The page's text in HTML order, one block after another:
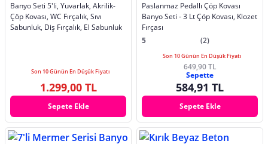
Banyo Seti 5'li, Yuvarlak, Akrilik-
Çöp Kovası, WC Fırçalık, Sıvı
Sabunluk, Diş Fırçalık, El Sabunluk
Son 10 Günün En Düşük Fiyatı
1.299,00 TL
Sepete Ekle
Paslanmaz Pedallı Çöp Kovası
Banyo Seti - 3 Lt Çöp Kovası, Klozet
Fırçası
5
(2)
Son 10 Günün En Düşük Fiyatı
649,90 TL
Sepette
584,91 TL
Sepete Ekle